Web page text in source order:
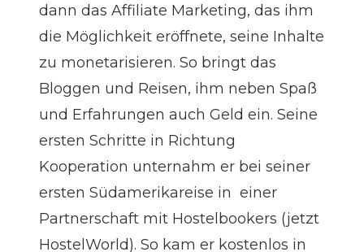
dann das Affiliate Marketing, das ihm
die Möglichkeit eröffnete, seine Inhalte
zu monetarisieren. So bringt das
Bloggen und Reisen, ihm neben Spaß
und Erfahrungen auch Geld ein. Seine
ersten Schritte in Richtung
Kooperation unternahm er bei seiner
ersten Südamerikareise in einer
Partnerschaft mit Hostelbookers (jetzt
HostelWorld). So kam er kostenlos in